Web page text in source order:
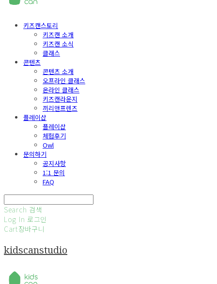
키즈캔스토리
키즈캔 소개
키즈캔 소식
클래스
콘텐츠
콘텐츠 소개
오프라인 클래스
온라인 클래스
키즈캔라운지
끼리앤프렌즈
플레이샵
플레이샵
체험후기
Owl
문의하기
공지사항
1:1 문의
FAQ
Search 검색
Log In 로그인
Cart장바구니
kidscanstudio